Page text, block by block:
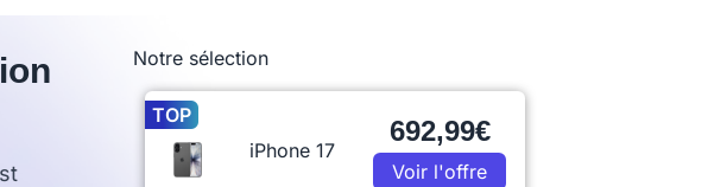
Notre sélection
TOP
iPhone 17
692,99€
Voir l'offre